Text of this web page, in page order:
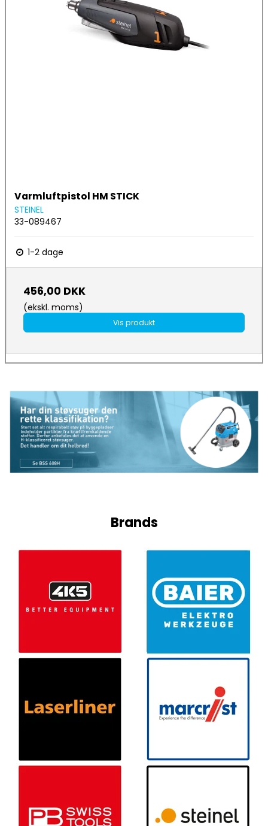
Varmluftpistol HM STICK
STEINEL
33-089467
1-2 dage
456,00 DKK
(ekskl. moms)
Vis produkt
Brands